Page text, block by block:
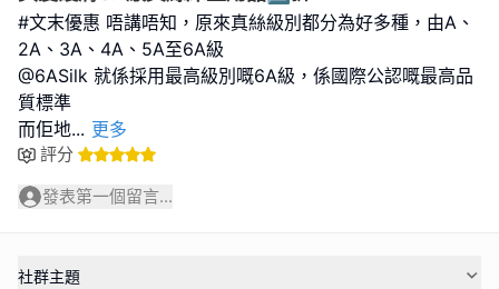
#文末優惠 唔講唔知，原來真絲級別都分為好多種，由A、
2A、3A、4A、5A至6A級
@6ASilk 就係採用最高級別嘅6A級，係國際公認嘅最高品
質標準
而佢地... 更多
評分
發表第一個留言...
社群主題